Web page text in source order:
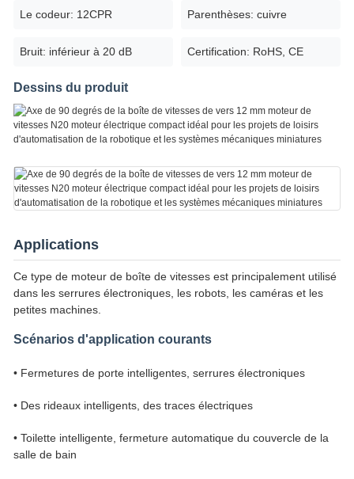
Le codeur: 12CPR Parenthèses: cuivre
Bruit: inférieur à 20 dB Certification: RoHS, CE
Dessins du produit
Applications
Ce type de moteur de boîte de vitesses est principalement utilisé
dans les serrures électroniques, les robots, les caméras et les
petites machines.
Scénarios d'application courants
• Fermetures de porte intelligentes, serrures électroniques
• Des rideaux intelligents, des traces électriques
• Toilette intelligente, fermeture automatique du couvercle de la
salle de bain